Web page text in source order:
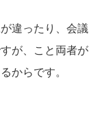
違ったり、会議
が、こと両者が
からです。